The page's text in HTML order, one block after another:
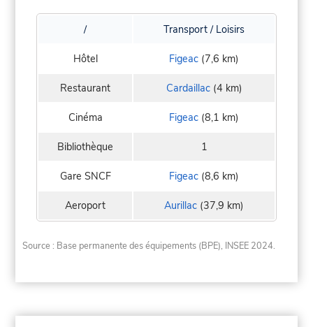
/ Transport / Loisirs
Hôtel Figeac (7,6 km)
Restaurant Cardaillac(4 km)
Cinéma Figeac (8,1 km)
Bibliothèque 1
Gare SNCF Figeac (8,6 km)
Aeroport Aurillac (37,9 km)
Source : Base permanente des équipements (BPE), INSEE 2024.